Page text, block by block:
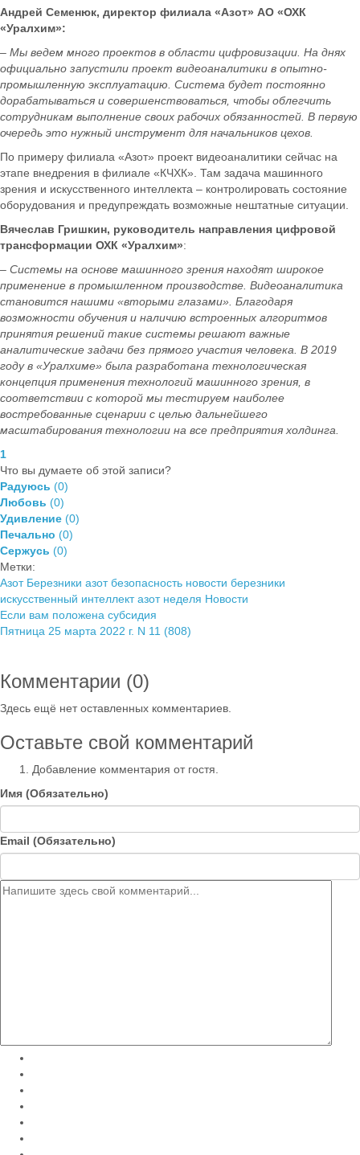
Андрей Семенюк, директор филиала «Азот» АО «ОХК
«Уралхим»:
– Мы ведем много проектов в области цифровизации. На днях
официально запустили проект видеоаналитики в опытно-
промышленную эксплуатацию. Система будет постоянно
дорабатываться и совершенствоваться, чтобы облегчить
сотрудникам выполнение своих рабочих обязанностей. В первую
очередь это нужный инструмент для начальников цехов.
По примеру филиала «Азот» проект видеоаналитики сейчас на
этапе внедрения в филиале «КЧХК». Там задача машинного
зрения и искусственного интеллекта – контролировать состояние
оборудования и предупреждать возможные нештатные ситуации.
Вячеслав Гришкин, руководитель направления цифровой
трансформации ОХК «Уралхим»:
– Системы на основе машинного зрения находят широкое
применение в промышленном производстве. Видеоаналитика
становится нашими «вторыми глазами». Благодаря
возможности обучения и наличию встроенных алгоритмов
принятия решений такие системы решают важные
аналитические задачи без прямого участия человека. В 2019
году в «Уралхиме» была разработана технологическая
концепция применения технологий машинного зрения, в
соответствии с которой мы тестируем наиболее
востребованные сценарии с целью дальнейшего
масштабирования технологии на все предприятия холдинга.
1
Что вы думаете об этой записи?
Радуюсь (0)
Любовь (0)
Удивление (0)
Печально (0)
Сержусь (0)
Метки:
Азот Березники азот безопасность новости березники
искусственный интеллект азот неделя Новости
Если вам положена субсидия
Пятница 25 марта 2022 г. N 11 (808)
Комментарии (0)
Здесь ещё нет оставленных комментариев.
Оставьте свой комментарий
Добавление комментария от гостя.
Имя (Обязательно)
Email (Обязательно)